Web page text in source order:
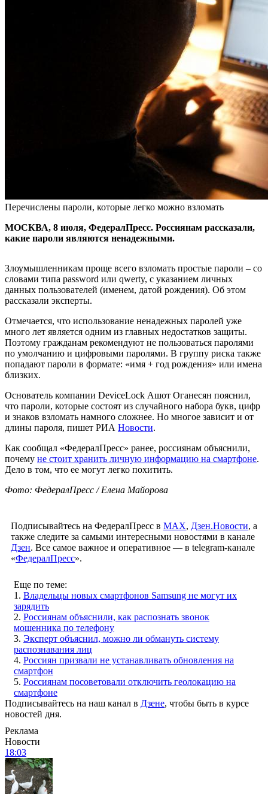
Перечислены пароли, которые легко можно взломать
МОСКВА, 8 июля, ФедералПресс. Россиянам рассказали,
какие пароли являются ненадежными.
Злоумышленникам проще всего взломать простые пароли – со
словами типа password или qwerty, с указанием личных
данных пользователей (именем, датой рождения). Об этом
рассказали эксперты.
Отмечается, что использование ненадежных паролей уже
много лет является одним из главных недостатков защиты.
Поэтому гражданам рекомендуют не пользоваться паролями
по умолчанию и цифровыми паролями. В группу риска также
попадают пароли в формате: «имя + год рождения» или имена
близких.
Основатель компании DeviceLock Ашот Оганесян пояснил,
что пароли, которые состоят из случайного набора букв, цифр
и знаков взломать намного сложнее. Но многое зависит и от
длины пароля, пишет РИА Новости.
Как сообщал «ФедералПресс» ранее, россиянам объяснили,
почему не стоит хранить личную информацию на смартфоне.
Дело в том, что ее могут легко похитить.
Фото: ФедералПресс / Елена Майорова
Подписывайтесь на ФедералПресс в МАХ, Дзен.Новости, а
также следите за самыми интересными новостями в канале
Дзен. Все самое важное и оперативное — в telegram-канале
«ФедералПресс».
Еще по теме:
1. Владельцы новых смартфонов Samsung не могут их
зарядить
2. Россиянам объяснили, как распознать звонок
мошенника по телефону
3. Эксперт объяснил, можно ли обмануть систему
распознавания лиц
4. Россиян призвали не устанавливать обновления на
смартфон
5. Россиянам посоветовали отключить геолокацию на
смартфоне
Подписывайтесь на наш канал в Дзене, чтобы быть в курсе
новостей дня.
Реклама
Новости
18:03